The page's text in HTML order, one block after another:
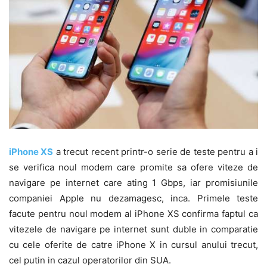
iPhone XS a trecut recent printr-o serie de teste pentru a i
se verifica noul modem care promite sa ofere viteze de
navigare pe internet care ating 1 Gbps, iar promisiunile
companiei Apple nu dezamagesc, inca. Primele teste
facute pentru noul modem al iPhone XS confirma faptul ca
vitezele de navigare pe internet sunt duble in comparatie
cu cele oferite de catre iPhone X in cursul anului trecut,
cel putin in cazul operatorilor din SUA.